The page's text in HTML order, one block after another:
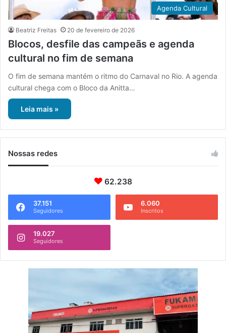
Agenda Cultural
Beatriz Freitas 20 de fevereiro de 2026
Blocos, desfile das campeãs e agenda
cultural no fim de semana
O fim de semana mantém o ritmo do Carnaval no Rio. A agenda
cultural chega com o Bloco da Anitta…
Leia mais »
Nossas redes
62.238
37.151
Seguidores
6.060
Inscritos
19.027
Seguidores